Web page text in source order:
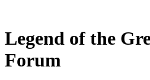
Legend of the
Forum